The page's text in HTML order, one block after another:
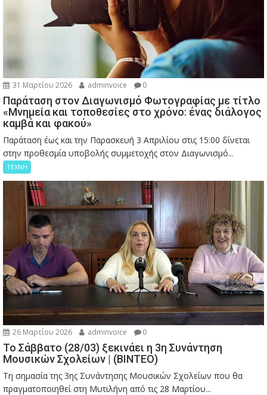
31 Μαρτίου 2026 adminvoice 0
Παράταση στον Διαγωνισμό Φωτογραφίας με τίτλο
«Μνημεία και τοποθεσίες στο χρόνο: ένας διάλογος
καμβά και φακού»
Παράταση έως και την Παρασκευή 3 Απριλίου στις 15:00 δίνεται
στην προθεσμία υποβολής συμμετοχής στον Διαγωνισμό...
ΤΕΧΝΗ
26 Μαρτίου 2026 adminvoice 0
Το Σάββατο (28/03) ξεκινάει η 3η Συνάντηση
Μουσικών Σχολείων | (ΒΙΝΤΕΟ)
Τη σημασία της 3ης Συνάντησης Μουσικών Σχολείων που θα
πραγματοποιηθεί στη Μυτιλήνη από τις 28 Μαρτίου...